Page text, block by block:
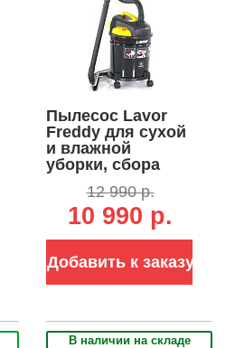
Пылесос Lavor
Freddy для сухой
и влажной
уборки, сбора
Вт, 2100 л/мин,
180 мбар,
контейнер 20 л.,
шланг 1.5 м., 7 кг.)
12 990 р.
10 990 р.
Добавить к заказу
В наличии на складе